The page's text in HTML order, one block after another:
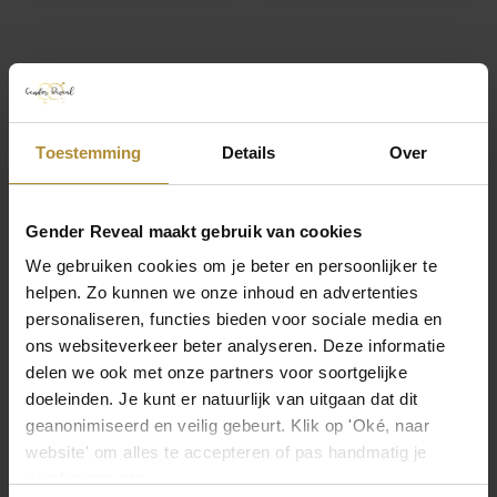
Toestemming Details Over
Gender Reveal maakt gebruik van cookies
We gebruiken cookies om je beter en persoonlijker te
helpen. Zo kunnen we onze inhoud en advertenties
personaliseren, functies bieden voor sociale media en
ons websiteverkeer beter analyseren. Deze informatie
delen we ook met onze partners voor soortgelijke
doeleinden. Je kunt er natuurlijk van uitgaan dat dit
geanonimiseerd en veilig gebeurt. Klik op 'Oké, naar
website' om alles te accepteren of pas handmatig je
Technische specificaties
Verpakking
Afmetingen
26,5 × 16,5 × 5 cm
Product
Pink & navy
Toon meer